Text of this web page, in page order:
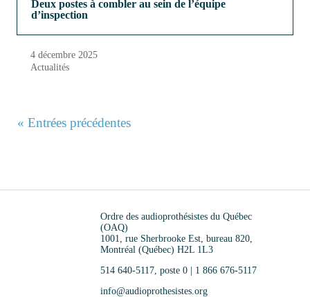
Deux postes à combler au sein de l’équipe
d’inspection
4 décembre 2025
Actualités
« Entrées précédentes
Ordre des audioprothésistes du Québec
(OAQ)
1001, rue Sherbrooke Est, bureau 820,
Montréal (Québec) H2L 1L3
514 640-5117, poste 0 | 1 866 676-5117
info@audioprothesistes.org